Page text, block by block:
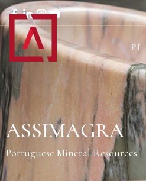
PT
ASSIMAGRA
Portuguese Mineral Resources